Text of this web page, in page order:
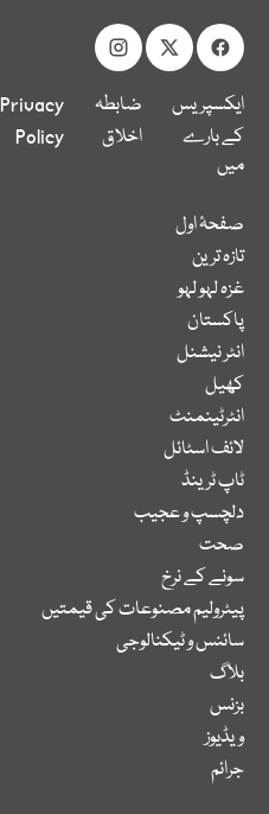
ایکسپریس
کے بارے
میں
ضابطہ
اخلاق
Privacy
Policy
صفحۂ اول
تازہ ترین
غزہ لہو لہو
پاکستان
انٹر نیشنل
کھیل
انٹرٹینمنٹ
لائف اسٹائل
ٹاپ ٹرینڈ
دلچسپ و عجیب
صحت
سونے کے نرخ
پیٹرولیم مصنوعات کی قیمتیں
سائنس و ٹیکنالوجی
بلاگ
بزنس
ویڈیوز
جرائم